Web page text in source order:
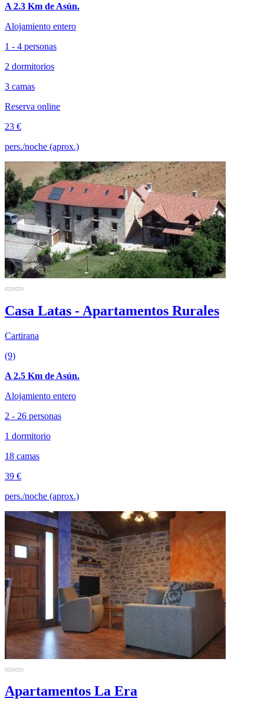
A 2.3 Km de Asún.
Alojamiento entero
1 - 4 personas
2 dormitorios
3 camas
Reserva online
23 €
pers./noche (aprox.)
Casa Latas - Apartamentos Rurales
Cartirana
(9)
A 2.5 Km de Asún.
Alojamiento entero
2 - 26 personas
1 dormitorio
18 camas
39 €
pers./noche (aprox.)
Apartamentos La Era